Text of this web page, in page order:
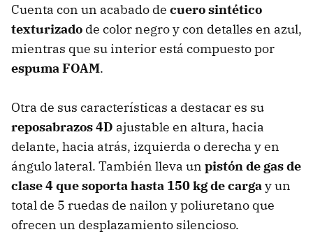
Cuenta con un acabado de cuero sintético
texturizado de color negro y con detalles en azul,
mientras que su interior está compuesto por
espuma FOAM.
Otra de sus características a destacar es su
reposabrazos 4D ajustable en altura, hacia
delante, hacia atrás, izquierda o derecha y en
ángulo lateral. También lleva un pistón de gas de
clase 4 que soporta hasta 150 kg de cargay un
total de 5 ruedas de nailon y poliuretano que
ofrecen un desplazamiento silencioso.